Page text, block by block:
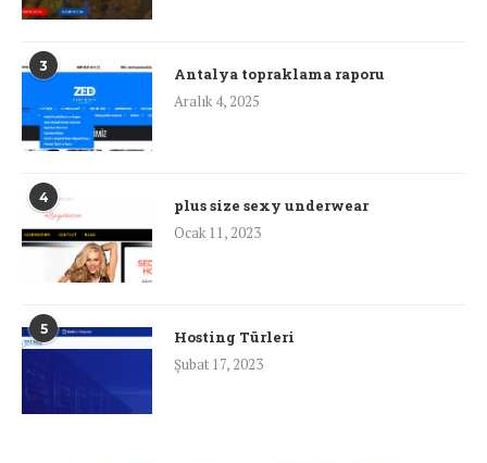
3
Antalya topraklama raporu
Aralık 4, 2025
4
plus size sexy underwear
Ocak 11, 2023
5
Hosting Türleri
Şubat 17, 2023